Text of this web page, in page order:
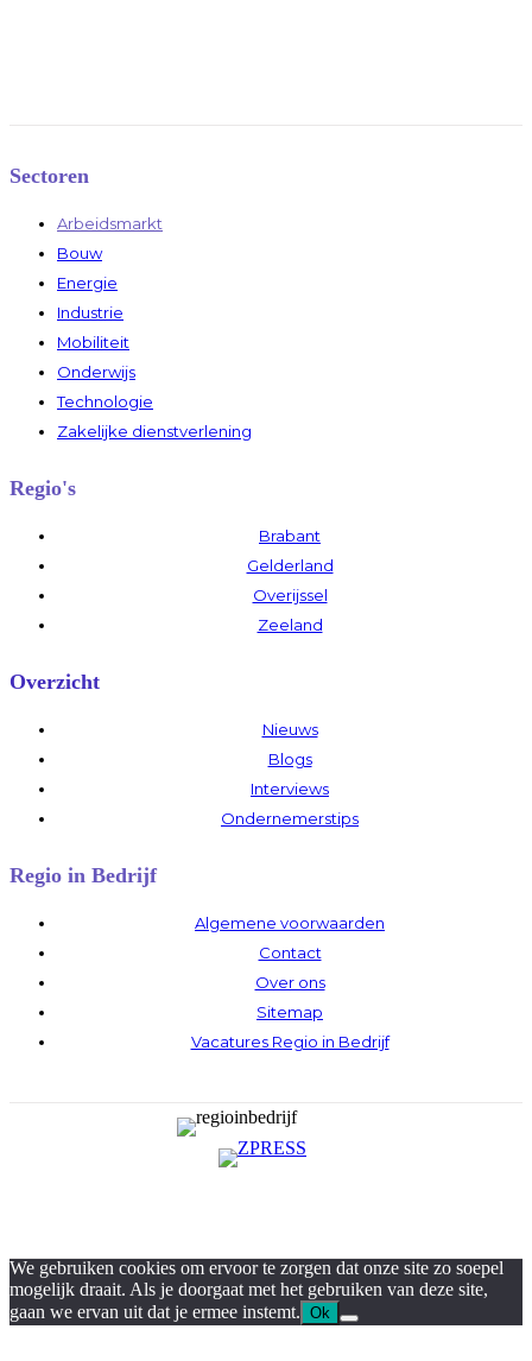
Sectoren
Arbeidsmarkt
Bouw
Energie
Industrie
Mobiliteit
Onderwijs
Technologie
Zakelijke dienstverlening
Regio's
Brabant
Gelderland
Overijssel
Zeeland
Overzicht
Nieuws
Blogs
Interviews
Ondernemerstips
Regio in Bedrijf
Algemene voorwaarden
Contact
Over ons
Sitemap
Vacatures Regio in Bedrijf
We gebruiken cookies om ervoor te zorgen dat onze site zo soepel
mogelijk draait. Als je doorgaat met het gebruiken van deze site,
gaan we ervan uit dat je ermee instemt. Ok